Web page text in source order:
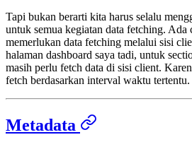
Tapi bukan berarti kita harus selalu
untuk semua kegiatan data fetching. Ada
memerlukan data fetching melalui sisi
halaman dashboard saya tadi, untuk
masih perlu fetch data di sisi client.
fetch berdasarkan interval waktu tertentu.
Metadata